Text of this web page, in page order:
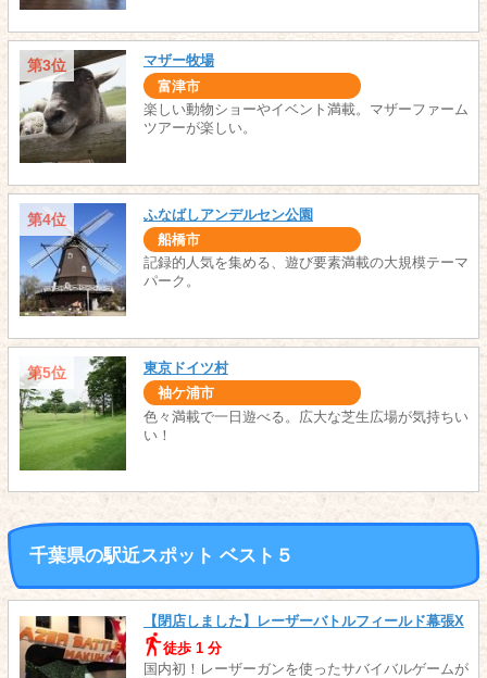
第3位 マザー牧場
富津市
楽しい動物ショーやイベント満載。マザーファーム
ツアーが楽しい。
第4位 ふなばしアンデルセン公園
船橋市
記録的人気を集める、遊び要素満載の大規模テーマ
パーク。
第5位 東京ドイツ村
袖ケ浦市
色々満載で一日遊べる。広大な芝生広場が気持ちい
い！
千葉県の駅近スポット ベスト５
【閉店しました】レーザーバトルフィールド幕張X
徒歩 1 分
国内初！レーザーガンを使ったサバイバルゲームが